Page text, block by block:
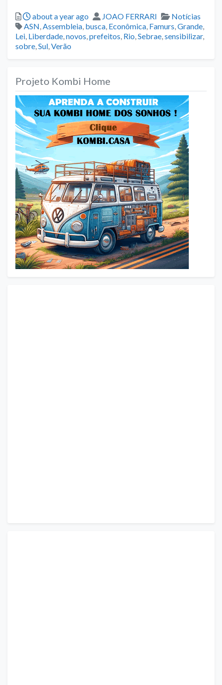
Posted
about a year ago Author
JOAO FERRARI Categories
Notícias
Tags
ASN,Assembleia, busca, Econômica, Famurs,Grande,
Lei, Liberdade,novos,prefeitos, Rio,Sebrae,sensibilizar,
sobre,Sul,Verão
Projeto Kombi Home